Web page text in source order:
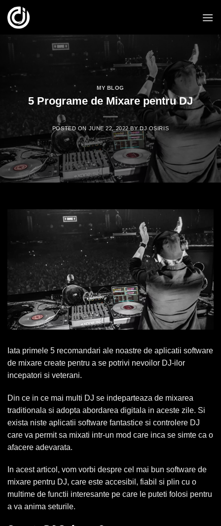
Skip
content
MY BLOG
5 Programe de Mixare pentru DJ
POSTED ON JUNE 22, 2022BYDJ OSIRIS
Iata primele 5 recomandari ale noastre de aplicatii software
de mixare create pentru a se potrivi nevoilor DJ-ilor
incepatori si veterani.
Din ce in ce mai multi DJ se indeparteaza de mixarea
traditionala si adopta abordarea digitala in aceste zile. Si
exista niste aplicatii software fantastice si controlere DJ
care va permit sa mixati intr-un mod care inca se simte ca o
afacere adevarata.
In acest articol, vom vorbi despre cel mai bun software de
mixare pentru DJ, care este accesibil, fiabil si plin cu o
multime de functii interesante pe care le puteti folosi pentru
a va anima seturile.